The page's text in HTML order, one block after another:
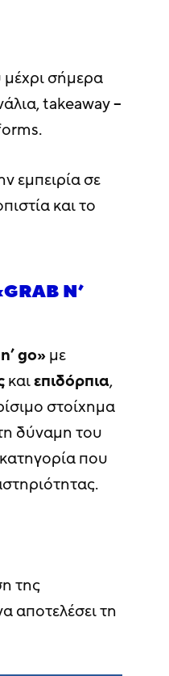
σήμερα
takeaway –
εμπειρία σε
και το
N’
go»με
καιεπιδόρπια,
στοίχημα
δύναμη του
που
της
αποτελέσει τη